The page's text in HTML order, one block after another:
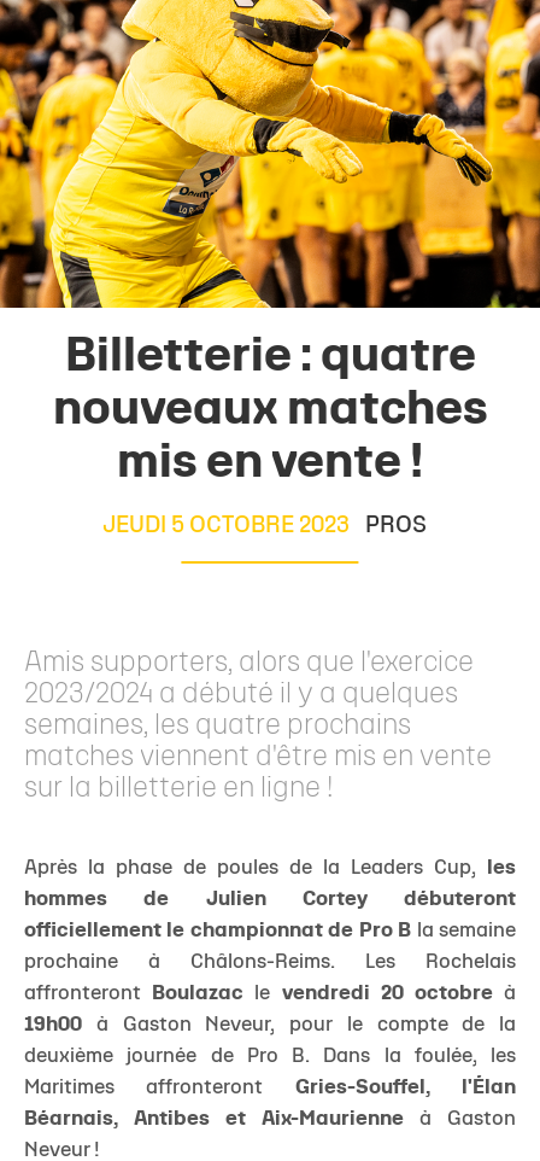
Billetterie : quatre
nouveaux matches
mis en vente !
JEUDI 5 OCTOBRE 2023 PROS
Amis supporters, alors que l'exercice
2023/2024 a débuté il y a quelques
semaines, les quatre prochains
matches viennent d'être mis en vente
sur la billetterie en ligne !
Après la phase de poules de la Leaders Cup,
les
hommes de Julien Cortey débuteront
officiellement le championnat de Pro B la semaine
prochaine à Châlons-Reims. Les Rochelais
affronteront
Boulazac le vendredi 20 octobreà
19h00 à Gaston Neveur, pour le compte de la
deuxième journée de Pro B. Dans la foulée, les
Maritimes affronteront Gries-Souffel, l'Élan
Béarnais, Antibes et Aix-Maurienne à Gaston
Neveur !